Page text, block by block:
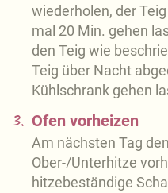
wiederholen, der
mal 20 Min. gehen
den Teig wie
Teig über Nacht
Kühlschrank gehen
3. Ofen vorheizen
Am nächsten Tag
Ober-/Unterhitze
hitzebeständige